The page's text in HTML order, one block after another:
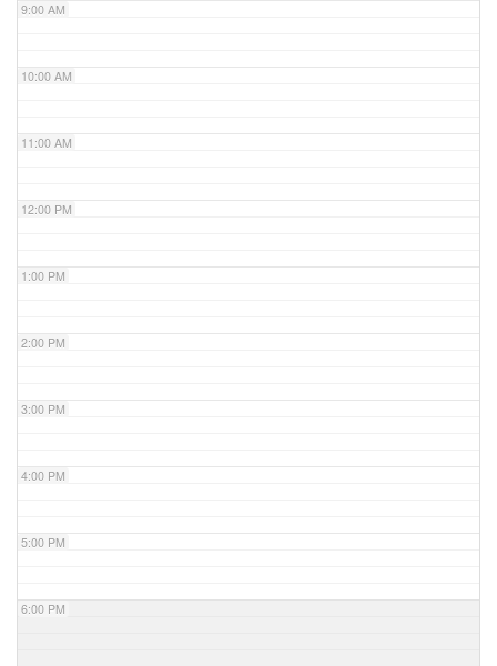
9:00 AM
10:00 AM
11:00 AM
12:00 PM
1:00 PM
2:00 PM
3:00 PM
4:00 PM
5:00 PM
6:00 PM